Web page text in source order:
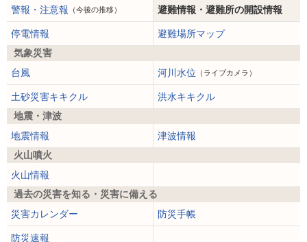
警報・注意報 （今後の推移） 避難情報・避難所の開設情報
停電情報
避難場所マップ
気象災害
台風
河川水位 （ライブカメラ）
土砂災害キキクル
洪水キキクル
地震・津波
地震情報
津波情報
火山噴火
火山情報
過去の災害を知る・災害に備える
災害カレンダー
防災手帳
防災速報